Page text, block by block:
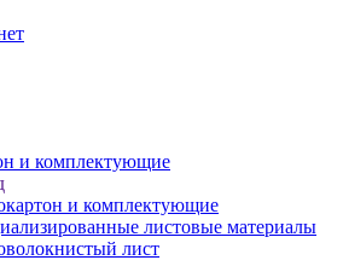
и комплектующие
и комплектующие
листовые материалы
лист